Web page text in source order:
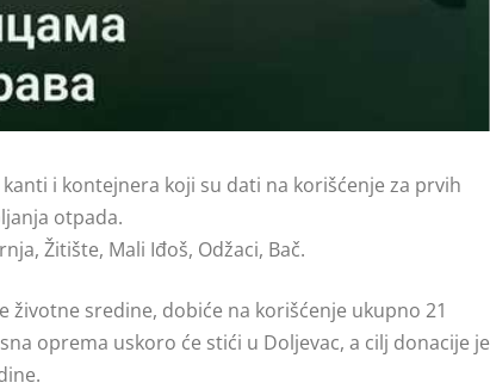
i kontejnera koji su dati na korišćenje za prvih
otpada.
Žitište, Mali Iđoš, Odžaci, Bač.
sredine, dobiće na korišćenje ukupno 21
oprema uskoro će stići u Doljevac, a cilj donacije je